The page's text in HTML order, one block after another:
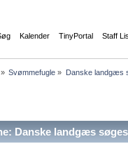
Kalender TinyPortal Staff
Svømmefugle » Danske landgæs
Danske landgæs